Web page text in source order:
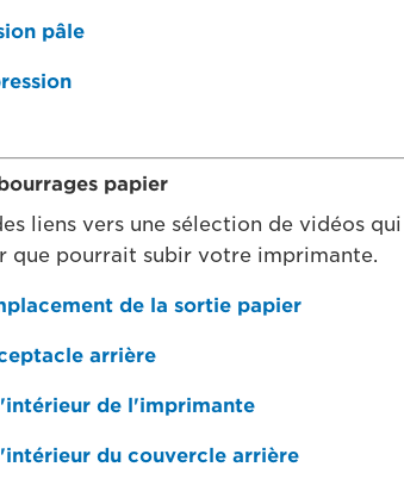
pâle
papier
liens vers une sélection de vidéos
que pourrait subir votre imprimante.
de la sortie papier
arrière
de l'imprimante
du couvercle arrière